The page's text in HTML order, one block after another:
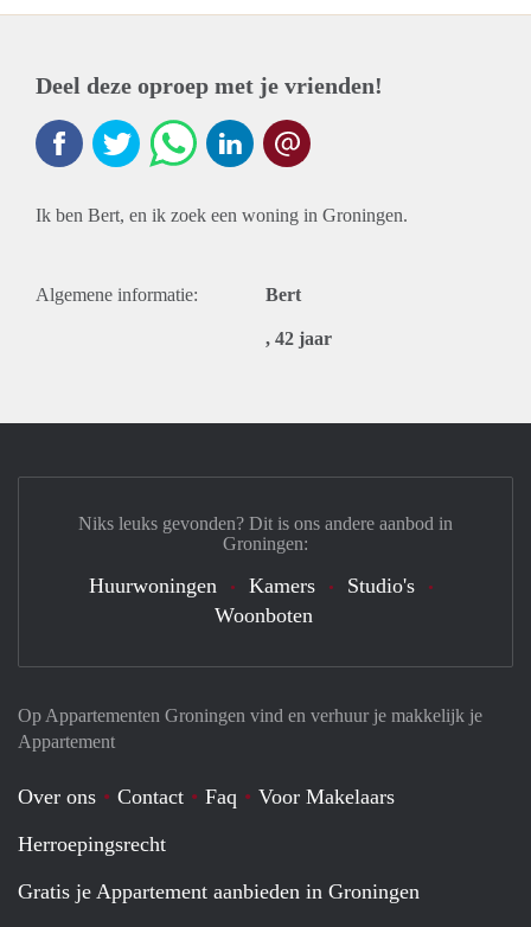
Deel deze oproep met je vrienden!
Ik ben Bert, en ik zoek een woning in Groningen.
Algemene informatie: Bert
, 42 jaar
Op Appartementen Groningen vind en verhuur je makkelijk je
Appartement
Over ons Contact Faq
Voor Makelaars
Herroepingsrecht
Gratis je Appartement aanbieden in Groningen
Niks leuks gevonden? Dit is ons andere aanbod in
Groningen:
Huurwoningen Kamers
Studio's
Woonboten